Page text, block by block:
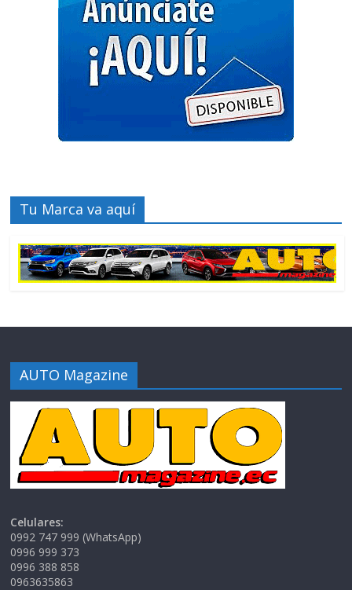
Tu Marca va aquí
AUTO Magazine
Celulares:
0992 747 999 (WhatsApp)
0996 999 373
0996 388 858
0963635863